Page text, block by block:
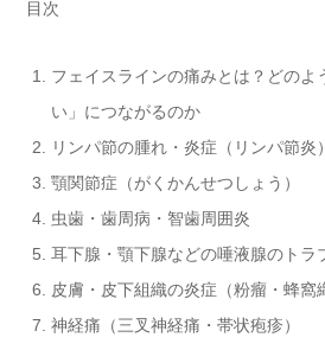
目次
フェイスラインの痛みとは？どのよ
い」につながるのか
リンパ節の腫れ・炎症（リンパ節炎）
顎関節症（がくかんせつしょう）
虫歯・歯周病・智歯周囲炎
耳下腺・顎下腺などの唾液腺のトラ
皮膚・皮下組織の炎症（粉瘤・蜂窩
神経痛（三叉神経痛・帯状疱疹）